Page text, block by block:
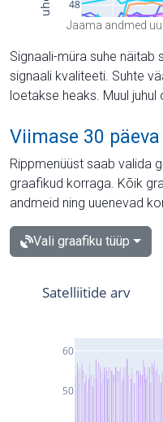
Jaama andmed
Signaali-müra suhe näitab
signaali kvaliteeti. Suhte
loetakse heaks. Muul juhul
Viimase 30
Rippmenüüst saab valida
graafikud korraga. Kõik
andmeid ning uuenevad
Vali graafiku tüüp
50
60
Satelliitide arv